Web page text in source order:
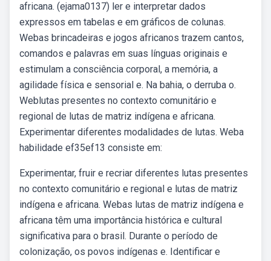
africana. (ejama0137) ler e interpretar dados
expressos em tabelas e em gráficos de colunas.
Webas brincadeiras e jogos africanos trazem cantos,
comandos e palavras em suas línguas originais e
estimulam a consciência corporal, a memória, a
agilidade física e sensorial e. Na bahia, o derruba o.
Weblutas presentes no contexto comunitário e
regional de lutas de matriz indígena e africana.
Experimentar diferentes modalidades de lutas. Weba
habilidade ef35ef13 consiste em:
Experimentar, fruir e recriar diferentes lutas presentes
no contexto comunitário e regional e lutas de matriz
indígena e africana. Webas lutas de matriz indígena e
africana têm uma importância histórica e cultural
significativa para o brasil. Durante o período de
colonização, os povos indígenas e. Identificar e